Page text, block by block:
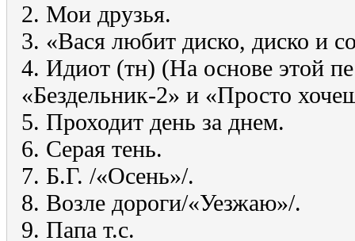
2. Мои друзья.
3. «Вася любит диско, диско и
4. Идиот (тн) (На основе этой
«Бездельник-2» и «Просто
5. Проходит день за днем.
6. Серая тень.
7. Б.Г. /«Осень»/.
8. Возле дороги/«Уезжаю»/.
9. Папа т.с.